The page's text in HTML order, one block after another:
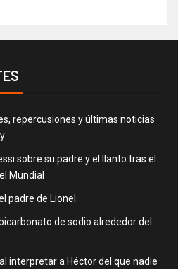
repercusiones y últimas noticias
sobre su padre y el llanto tras el
Mundial
padre de Lionel
de sodio alrededor del
interpretar a Héctor del que nadie